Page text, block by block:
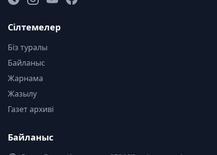
Сілтемелер
Біз туралы
Байланыс
Жарнама
Жазылу
Газет архиві
Байланыс